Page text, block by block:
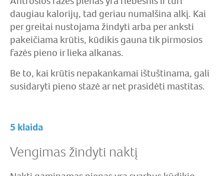
daugiau kalorijų, tad geriau numalšina alkį. Kai
per greitai nustojama žindyti arba per anksti
pakeičiama krūtis, kūdikis gauna tik pirmosios
fazės pieno ir lieka alkanas.
Be to, kai krūtis nepakankamai ištuštinama, gali
susidaryti pieno stazė ar net prasidėti mastitas.
5 klaida
Vengimas žindyti naktį